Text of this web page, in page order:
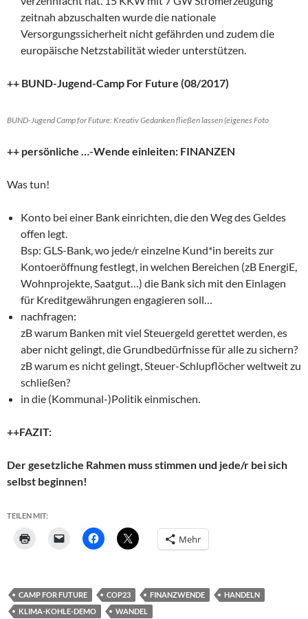
zeitnah abzuschalten wurde die nationale
Versorgungssicherheit nicht gefährden und zudem die
europäische Netzstabilität wieder unterstützen.
++ BUND-Jugend-Camp For Future (08/2017)
BUND-Jugend Camp for Future: Kreativ Gedanken fließen lassen (eigenes Foto
++ persönliche …-Wende einleiten: FINANZEN
Was tun!
Konto bei einer Bank einrichten, die den Weg des Geldes
offen legt.
Bsp: GLS-Bank, wo jede/r einzelne Kund*in bereits zur
Kontoeröffnung festlegt, in welchen Bereichen (zB EnergiE,
Wohnprojekte, Saatgut…) die Bank sich mit den Einlagen
für Kreditgewährungen engagieren soll…
nachfragen:
zB warum Banken mit viel Steuergeld gerettet werden, es
aber nicht gelingt, die Grundbedürfnisse für alle zu sichern?
zB warum es nicht gelingt, Steuer-Schlupflöcher weltweit zu
schließen?
in die (Kommunal-)Politik einmischen.
++FAZIT:
Der gesetzliche Rahmen muss stimmen und jede/r bei sich
selbst beginnen!
TEILEN MIT:
Mehr
CAMP FOR FUTURE COP23 FINANZWENDE
HANDELN
KLIMA-KOHLE-DEMO
WANDEL